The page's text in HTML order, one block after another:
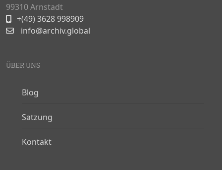
99310 Arnstadt
+(49) 3628 998909
info@archiv.global
ÜBER UNS
Blog
Satzung
Kontakt